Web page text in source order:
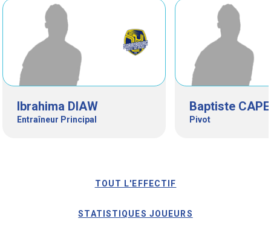
Ibrahima DIAW
Entraîneur Principal
Baptiste
Pivot
TOUT L'EFFECTIF
STATISTIQUES JOUEURS